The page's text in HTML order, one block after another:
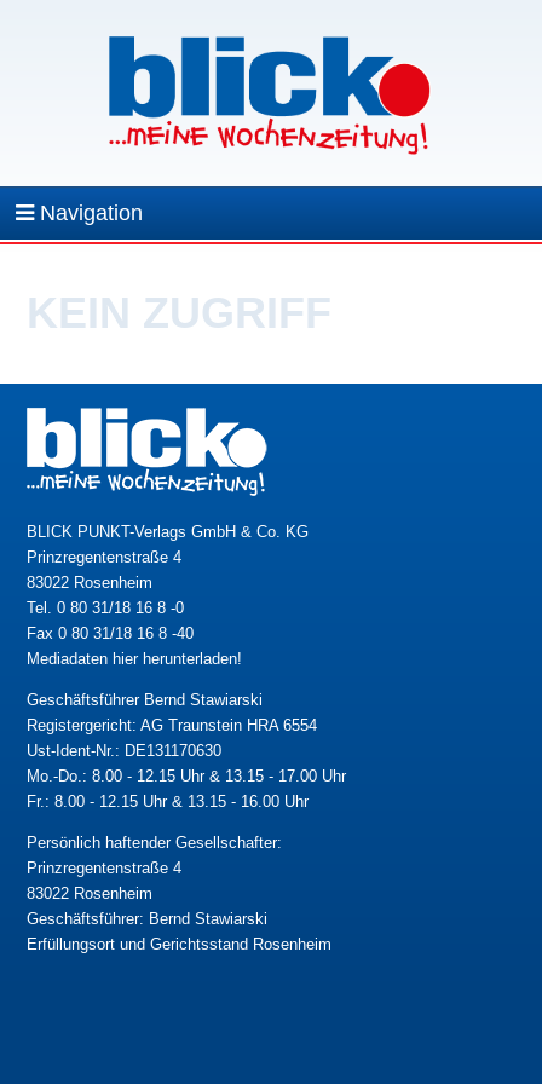
Navigation
KEIN ZUGRIFF
BLICK PUNKT-Verlags GmbH & Co. KG
Prinzregentenstraße 4
83022 Rosenheim
Tel. 0 80 31/18 16 8 -0
Fax 0 80 31/18 16 8 -40
Mediadaten hier herunterladen!
Geschäftsführer Bernd Stawiarski
Registergericht: AG Traunstein HRA 6554
Ust-Ident-Nr.: DE131170630
Mo.-Do.: 8.00 - 12.15 Uhr & 13.15 - 17.00 Uhr
Fr.: 8.00 - 12.15 Uhr & 13.15 - 16.00 Uhr
Persönlich haftender Gesellschafter:
Prinzregentenstraße 4
83022 Rosenheim
Geschäftsführer: Bernd Stawiarski
Erfüllungsort und Gerichtsstand Rosenheim